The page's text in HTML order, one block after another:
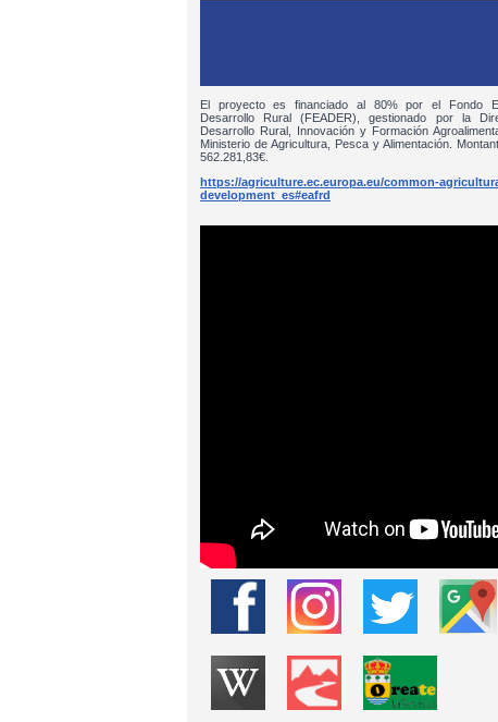
El proyecto es financiado al 80% por el Fondo
Desarrollo Rural (FEADER), gestionado por la
Desarrollo Rural, Innovación y Formación
Ministerio de Agricultura, Pesca y Alimentación.
562.281,83€.
https://agriculture.ec.europa.eu/common-
development_es#eafrd